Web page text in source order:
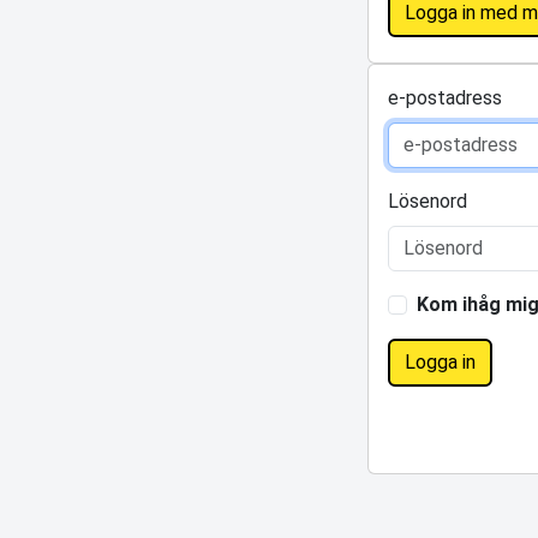
Logga in med
e-postadress
Lösenord
Kom ihåg mig
Logga in